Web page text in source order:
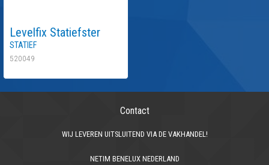
Levelfix Statiefster
Statief
520049
Contact
WIJ LEVEREN UITSLUITEND VIA DE VAKHANDEL!
NETIM BENELUX NEDERLAND